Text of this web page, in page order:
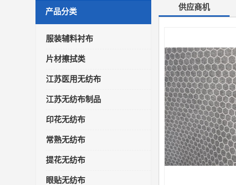
产品分类
服装辅料衬布
片材擦拭类
江苏医用无纺布
江苏无纺布制品
印花无纺布
常熟无纺布
提花无纺布
眼贴无纺布
供应商机